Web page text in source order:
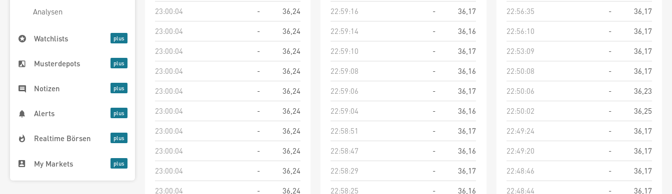
Analysen
Watchlists
Musterdepots
Notizen
Alerts
Realtime Börsen
My Markets
23:00:04
-
36,24
23:00:04
-
36,24
23:00:04
-
36,24
23:00:04
-
36,24
23:00:04
-
36,24
23:00:04
-
36,24
23:00:04
-
36,24
23:00:04
-
36,24
23:00:04
-
36,24
23:00:04
-
36,24
22:59:16
-
36,17
22:59:14
-
36,16
22:59:10
-
36,17
22:59:08
-
36,16
22:59:06
-
36,17
22:59:04
-
36,16
22:58:51
-
36,17
22:58:47
-
36,16
22:58:29
-
36,17
22:58:25
-
36,16
22:56:35
-
36,17
22:56:10
-
36,17
22:53:09
-
36,17
22:50:08
-
36,17
22:50:06
-
36,23
22:50:02
-
36,25
22:49:24
-
36,17
22:49:20
-
36,17
22:48:46
-
36,17
22:48:44
-
36,17